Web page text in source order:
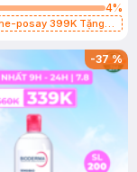
4%
posay 399K Tặng
-37%